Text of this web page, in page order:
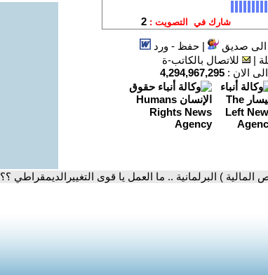
الى صديق |حفظ - ورد
|
للاتصال بالكاتب-ة
الان : 4,294,967,295
المالية ) البرلمانية .. ما العمل يا قوى التغييرالديمقراطي ؟؟